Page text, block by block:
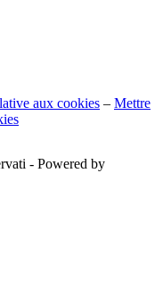
aux cookies – Mettre
- Powered by